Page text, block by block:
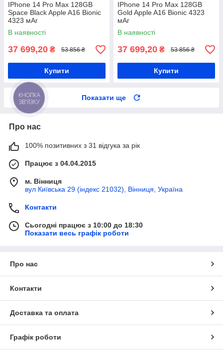
IPhone 14 Pro Max 128GB
Space Black Apple A16 Bionic
4323 мАг
В наявності
37 699,20 ₴ 53 856 ₴
Купити
IPhone 14 Pro Max 128GB
Gold Apple A16 Bionic 4323
мАг
В наявності
37 699,20 ₴ 53 856 ₴
Купити
Показати ще
Про нас
100% позитивних з 31 відгука за рік
Працює з 04.04.2015
м. Вінниця
вул Київська 29 (індекс 21032), Вінниця, Україна
Контакти
Сьогодні працює з 10:00 до 18:30
Показати весь графік роботи
Про нас
Контакти
Доставка та оплата
Графік роботи
КНОПКА
ЗВ'ЯЗКУ